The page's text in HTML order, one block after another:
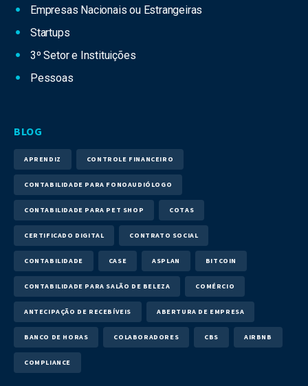
Empresas Nacionais ou Estrangeiras
Startups
3º Setor e Instituições
Pessoas
BLOG
APRENDIZ CONTROLE FINANCEIRO
CONTABILIDADE PARA FONOAUDIÓLOGO
CONTABILIDADE PARA PET SHOP COTAS
CERTIFICADO DIGITAL CONTRATO SOCIAL
CONTABILIDADE CASE ASPLAN BITCOIN
CONTABILIDADE PARA SALÃO DE BELEZA COMÉRCIO
ANTECIPAÇÃO DE RECEBÍVEIS ABERTURA DE EMPRESA
BANCO DE HORAS COLABORADORES CBS AIRBNB
COMPLIANCE